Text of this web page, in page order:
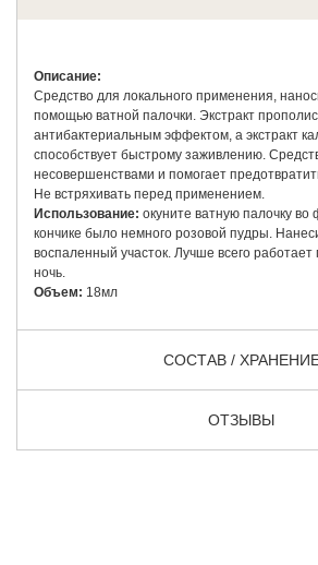
Описание:
Средство для локального применения,
помощью ватной палочки. Экстракт
антибактериальным эффектом, а экстракт
способствует быстрому заживлению.
несовершенствами и помогает
Не встряхивать перед применением.
Использование: окуните ватную палочку во
кончике было немного розовой пудры.
воспаленный участок. Лучше всего
ночь.
Объем: 18мл
СОСТАВ /
ОТЗЫВЫ